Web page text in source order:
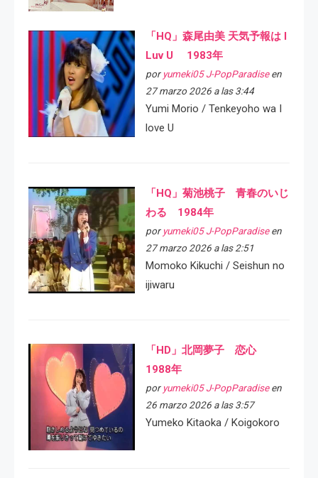
「HQ」森尾由美 天気予報は I
Luv U 1983年
por yumeki05 J-PopParadiseen
27 marzo 2026 a las 3:44
Yumi Morio / Tenkeyoho wa I
love U
「HQ」菊池桃子 青春のいじ
わる 1984年
por yumeki05 J-PopParadiseen
27 marzo 2026 a las 2:51
Momoko Kikuchi / Seishun no
ijiwaru
「HD」北岡夢子 恋心
1988年
por yumeki05 J-PopParadiseen
26 marzo 2026 a las 3:57
Yumeko Kitaoka / Koigokoro